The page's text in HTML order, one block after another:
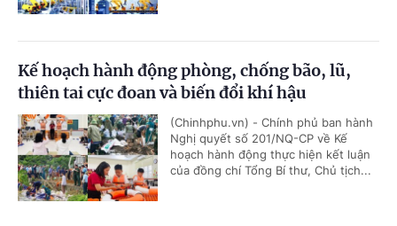
Kế hoạch hành động phòng, chống bão, lũ,
thiên tai cực đoan và biến đổi khí hậu
(Chinhphu.vn) - Chính phủ ban hành
Nghị quyết số 201/NQ-CP về Kế
hoạch hành động thực hiện kết luận
của đồng chí Tổng Bí thư, Chủ tịch...